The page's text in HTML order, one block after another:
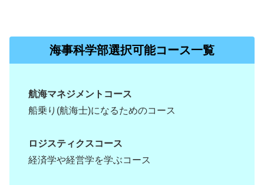
海事科学部選択可能コース一覧
航海マネジメントコース
船乗り(航海士)になるためのコース
ロジスティクスコース
経済学や経営学を学ぶコース